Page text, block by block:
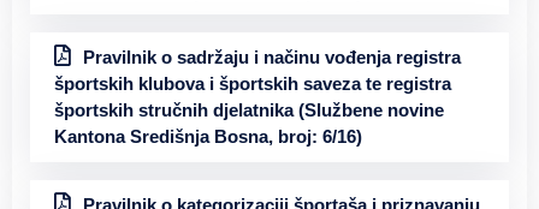
Pravilnik o sadržaju i načinu vođenja registra
športskih klubova i športskih saveza te registra
športskih stručnih djelatnika (Službene novine
Kantona Središnja Bosna, broj: 6/16)
Pravilnik o kategorizaciji športaša i priznavanju